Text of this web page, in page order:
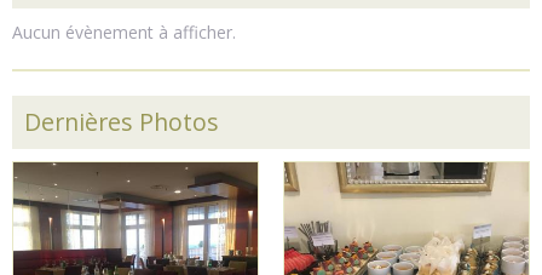
Aucun évènement à afficher.
Dernières Photos